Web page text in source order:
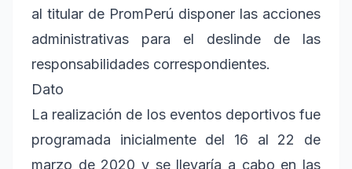
al titular de PromPerú disponer las acciones
administrativas para el deslinde de las
responsabilidades correspondientes.
Dato
La realización de los eventos deportivos fue
programada inicialmente del 16 al 22 de
marzo de 2020 y se llevaría a cabo en las